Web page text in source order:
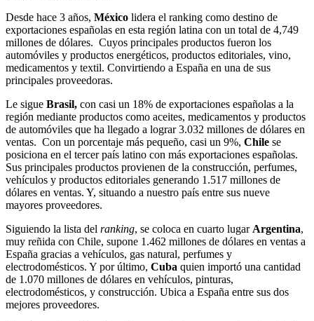
Desde hace 3 años, México lidera el ranking como destino de
exportaciones españolas en esta región latina con un total de 4,749
millones de dólares. Cuyos principales productos fueron los
automóviles y productos energéticos, productos editoriales, vino,
medicamentos y textil. Convirtiendo a España en una de sus
principales proveedoras.
Le sigue Brasil, con casi un 18% de exportaciones españolas a la
región mediante productos como aceites, medicamentos y productos
de automóviles que ha llegado a lograr 3.032 millones de dólares en
ventas. Con un porcentaje más pequeño, casi un 9%, Chile se
posiciona en el tercer país latino con más exportaciones españolas.
Sus principales productos provienen de la construcción, perfumes,
vehículos y productos editoriales generando 1.517 millones de
dólares en ventas. Y, situando a nuestro país entre sus nueve
mayores proveedores.
Siguiendo la lista del ranking, se coloca en cuarto lugar Argentina,
muy reñida con Chile, supone 1.462 millones de dólares en ventas a
España gracias a vehículos, gas natural, perfumes y
electrodomésticos. Y por último, Cuba quien importó una cantidad
de 1.070 millones de dólares en vehículos, pinturas,
electrodomésticos, y construcción. Ubica a España entre sus dos
mejores proveedores.